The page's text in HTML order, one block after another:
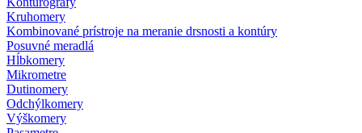
Kruhomery
Kombinované prístroje na meranie drsnosti a kontúry
Posuvné meradlá
Hĺbkomery
Mikrometre
Dutinomery
Odchýlkomery
Výškomery